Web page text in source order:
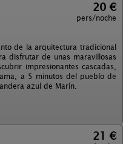
20 €
pers/noche
de la arquitectura tradicional
disfrutar de unas maravillosas
impresionantes cascadas,
a 5 minutos del pueblo de
azul de Marín.
21 €